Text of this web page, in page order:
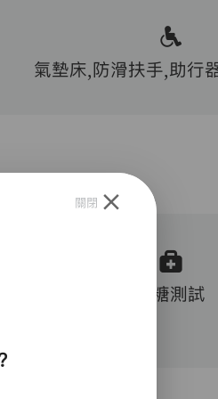
氣墊床,防滑扶手,助行
血糖測試
關閉